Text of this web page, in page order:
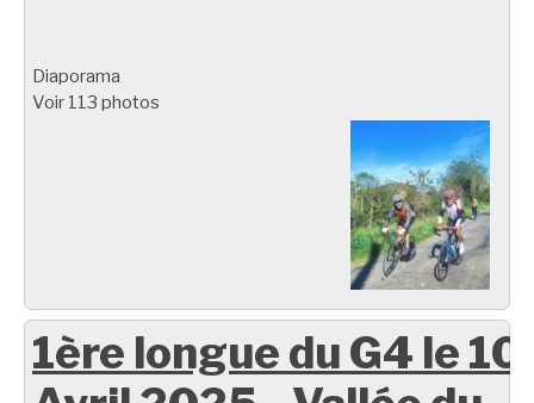
Diaporama
Voir 113 photos
1ère longue du G4 le 10